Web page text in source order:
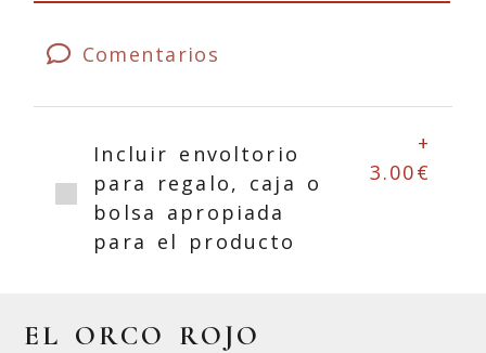
Comentarios
Incluir envoltorio
para regalo, caja o
bolsa apropiada
para el producto
+
3.00€
EL ORCO ROJO